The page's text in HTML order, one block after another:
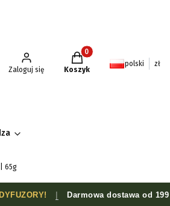
Zaloguj się
Produkty w koszyku: 0.
Koszyk
polski zł
65g
Darmowa dostawa od 199